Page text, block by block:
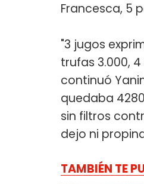
Francesca, 5
"3 jugos
trufas 3.000,
continuó
quedaba
sin filtros
dejo ni
TAMBIÉN TE